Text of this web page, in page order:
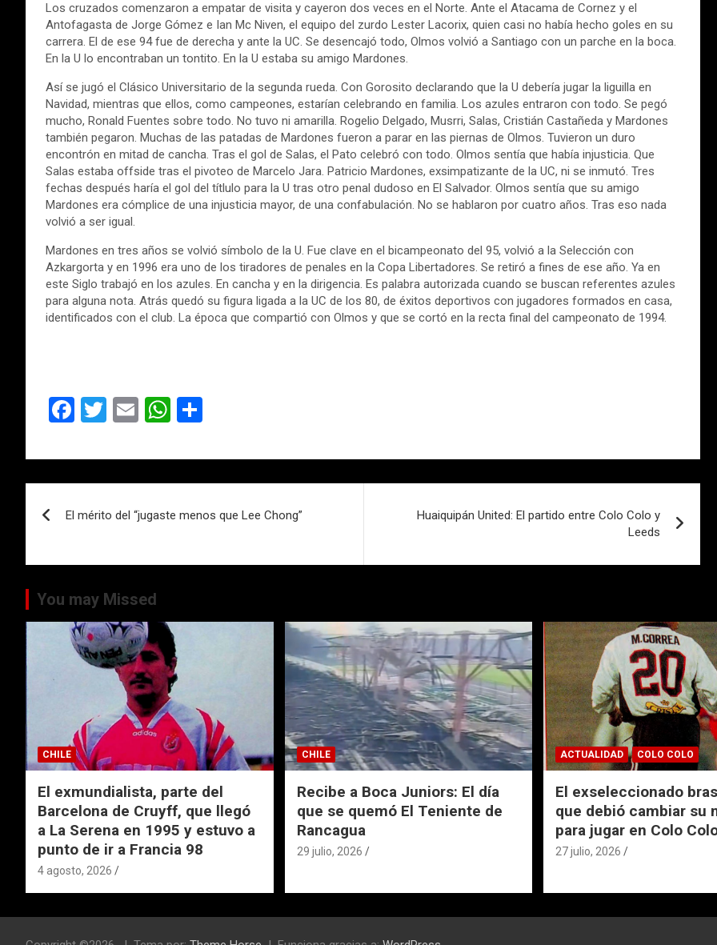
Los cruzados comenzaron a empatar de visita y cayeron dos veces en el Norte. Ante el Atacama de Cornez y el
Antofagasta de Jorge Gómez e Ian Mc Niven, el equipo del zurdo Lester Lacorix, quien casi no había hecho goles en su
carrera. El de ese 94 fue de derecha y ante la UC. Se desencajó todo, Olmos volvió a Santiago con un parche en la boca.
En la U lo encontraban un tontito. En la U estaba su amigo Mardones.
Así se jugó el Clásico Universitario de la segunda rueda. Con Gorosito declarando que la U debería jugar la liguilla en
Navidad, mientras que ellos, como campeones, estarían celebrando en familia. Los azules entraron con todo. Se pegó
mucho, Ronald Fuentes sobre todo. No tuvo ni amarilla. Rogelio Delgado, Musrri, Salas, Cristián Castañeda y Mardones
también pegaron. Muchas de las patadas de Mardones fueron a parar en las piernas de Olmos. Tuvieron un duro
encontrón en mitad de cancha. Tras el gol de Salas, el Pato celebró con todo. Olmos sentía que había injusticia. Que
Salas estaba offside tras el pivoteo de Marcelo Jara. Patricio Mardones, exsimpatizante de la UC, ni se inmutó. Tres
fechas después haría el gol del títlulo para la U tras otro penal dudoso en El Salvador. Olmos sentía que su amigo
Mardones era cómplice de una injusticia mayor, de una confabulación. No se hablaron por cuatro años. Tras eso nada
volvió a ser igual.
Mardones en tres años se volvió símbolo de la U. Fue clave en el bicampeonato del 95, volvió a la Selección con
Azkargorta y en 1996 era uno de los tiradores de penales en la Copa Libertadores. Se retiró a fines de ese año. Ya en
este Siglo trabajó en los azules. En cancha y en la dirigencia. Es palabra autorizada cuando se buscan referentes azules
para alguna nota. Atrás quedó su figura ligada a la UC de los 80, de éxitos deportivos con jugadores formados en casa,
identificados con el club. La época que compartió con Olmos y que se cortó en la recta final del campeonato de 1994.
F
ce
b
o
k
T
tt
er
E
ail
W
at
s
A
p
m
p
ar
de
entradas
El mérito del “jugaste menos que Lee Chong”
Huaiquipán United: El partido entre Colo Colo y
Leeds
You may Missed
CHILE
El exmundialista, parte del
Barcelona de Cruyff, que llegó
a La Serena en 1995 y estuvo a
punto de ir a Francia 98
4 agosto, 2026
CHILE
Recibe a Boca Juniors: El día
que se quemó El Teniente de
Rancagua
29 julio, 2026
ACTUALIDAD COLO COLO
El exseleccionado
que debió cambiar su
para jugar en Colo
27 julio, 2026